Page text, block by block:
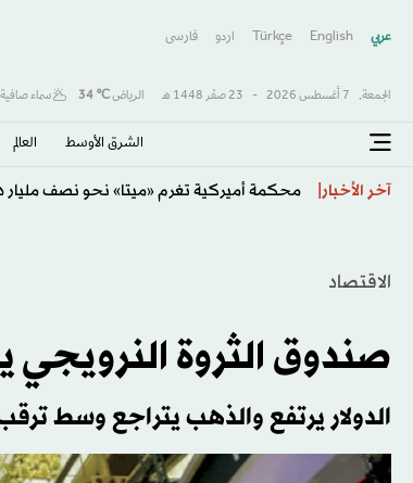
عربي English
Türkçe اردو فارسى
الجمعة, 7 أغسطس 2026 - 23 صفَر 1448 هـ الرياض℃
34 سماء صافية
الشرق الأوسط​ العالم
آخر الأخبار تفشي الكوليرا في تشاد يودي بحياة 13 شخصا
الاقتصاد
صندوق الثروة النرويجي يحقق 84 مليار
الدولار يرتفع والذهب يتراجع وسط ترقب